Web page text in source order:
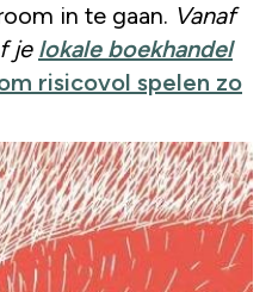
in te gaan. Vanaf
je lokale boekhandel
risicovol spelen zo